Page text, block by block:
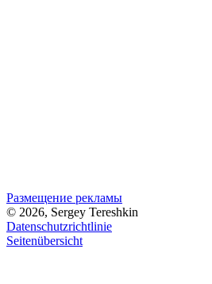
Размещение рекламы
© 2026, Sergey Tereshkin
Datenschutzrichtlinie
Seitenübersicht